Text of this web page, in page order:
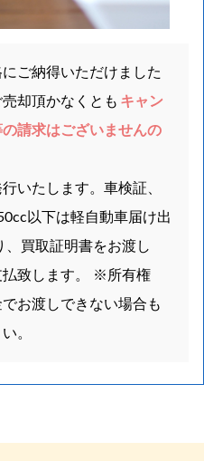
ご納得いただけました
却頂かなくとも キャン
請求はございませんの
いたします。車検証、
以下は軽自動車届け出
買取証明書をお渡し
払致します。 ※所有権
お渡しできない場合も
。